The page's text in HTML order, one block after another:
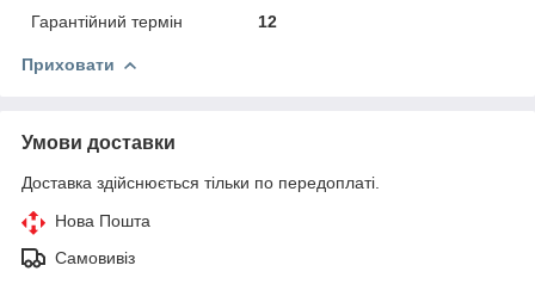
Гарантійний термін
12
Приховати
Умови доставки
Доставка здійснюється тільки по передоплаті.
Нова Пошта
Самовивіз